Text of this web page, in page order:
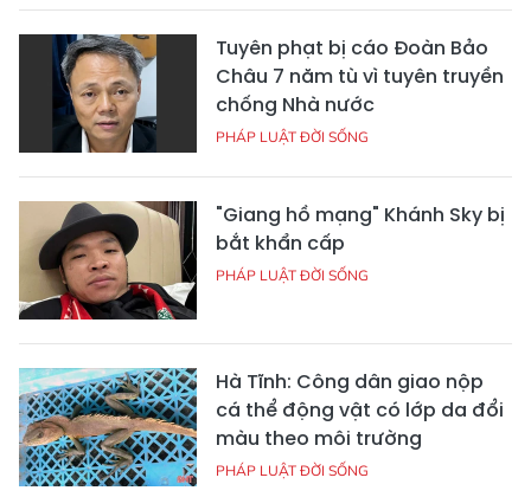
Tuyên phạt bị cáo Đoàn Bảo
Châu 7 năm tù vì tuyên truyền
chống Nhà nước
PHÁP LUẬT ĐỜI SỐNG
"Giang hồ mạng" Khánh Sky bị
bắt khẩn cấp
PHÁP LUẬT ĐỜI SỐNG
Hà Tĩnh: Công dân giao nộp
cá thể động vật có lớp da đổi
màu theo môi trường
PHÁP LUẬT ĐỜI SỐNG